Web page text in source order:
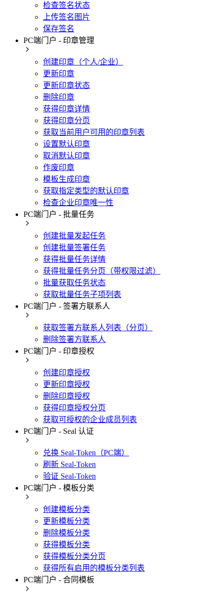
检查签名状态
上传签名图片
保存签名
PC端门户 - 印章管理
创建印章（个人/企业）
更新印章
更新印章状态
删除印章
获得印章详情
获得印章分页
获取当前用户可用的印章列表
设置默认印章
取消默认印章
作废印章
模板生成印章
获取指定类型的默认印章
检查企业印章唯一性
PC端门户 - 批量任务
创建批量发起任务
创建批量签署任务
获得批量任务详情
获得批量任务分页（带权限过滤）
批量获取任务状态
获取批量任务子项列表
PC端门户 - 签署方联系人
获取签署方联系人列表（分页）
删除签署方联系人
PC端门户 - 印章授权
创建印章授权
更新印章授权
删除印章授权
获得印章授权分页
获取可授权的企业成员列表
PC端门户 - Seal 认证
兑换 Seal-Token（PC端）
刷新 Seal-Token
验证 Seal-Token
PC端门户 - 模板分类
创建模板分类
更新模板分类
删除模板分类
获得模板分类
获得模板分类分页
获得所有启用的模板分类列表
PC端门户 - 合同模板